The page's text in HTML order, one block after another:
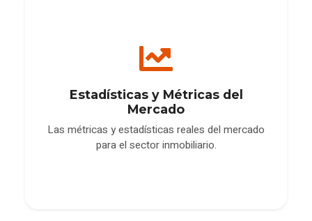
Estadísticas y Métricas del
Mercado
Las métricas y estadísticas reales del mercado
para el sector inmobiliario.